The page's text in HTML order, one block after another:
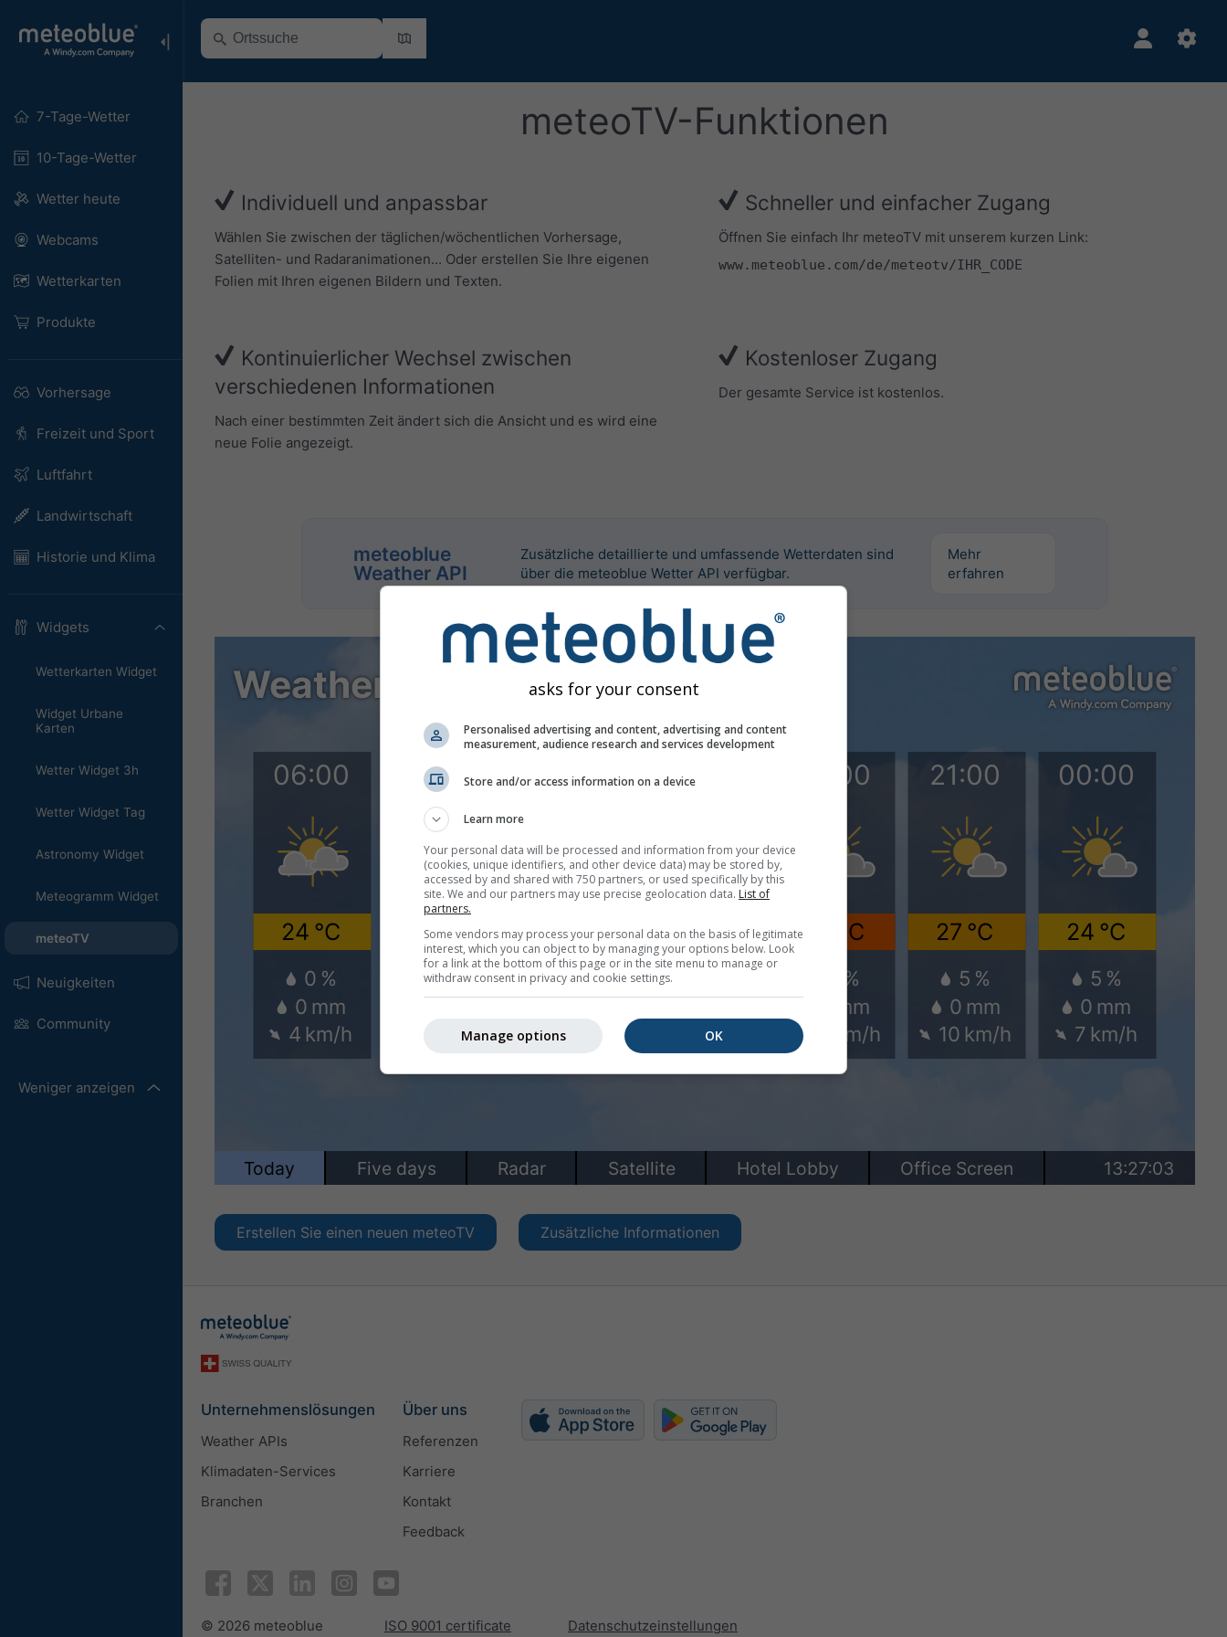
7-Tage-Wetter
10-Tage-Wetter
Wetter heute
Webcams
Wetterkarten
Produkte
Vorhersage
Freizeit und Sport
Luftfahrt
Landwirtschaft
Historie und Klima
Widgets
Wetterkarten Widget
Widget Urbane
Karten
Wetter Widget 3h
Wetter Widget Tag
Astronomy Widget
Meteogramm Widget
meteoTV
Neuigkeiten
Community
Weniger anzeigen
meteoTV-Funktionen
Individuell und anpassbar
Wählen Sie zwischen der täglichen/wöchentlichen Vorhersage,
Satelliten- und Radaranimationen... Oder erstellen Sie Ihre eigenen
Folien mit Ihren eigenen Bildern und Texten.
Schneller und einfacher Zugang
Öffnen Sie einfach Ihr meteoTV mit unserem kurzen Link:
www.meteoblue.com/de/meteotv/IHR_CODE
Kontinuierlicher Wechsel zwischen
verschiedenen Informationen
Nach einer bestimmten Zeit ändert sich die Ansicht und es wird eine
neue Folie angezeigt.
Kostenloser Zugang
Der gesamte Service ist kostenlos.
meteoblue
Weather API
Zusätzliche detaillierte und umfassende Wetterdaten sind
über die meteoblue Wetter API verfügbar.
Mehr
erfahren
Erstellen Sie einen neuen meteoTV Zusätzliche Informationen
Unternehmenslösungen
Weather APIs
Klimadaten-Services
Branchen
Über uns
Referenzen
Karriere
Kontakt
Feedback
© 2026 meteoblue ISO 9001 certificate Datenschutzeinstellungen
asks for your consent
Personalised advertising and content, advertising and content
measurement, audience research and services development
Store and/or access information on a device
Learn more
Your personal data will be processed and information from your device
(cookies, unique identifiers, and other device data) may be stored by,
accessed by and shared with 750 partners, or used specifically by this
site. We and our partners may use precise geolocation data. List of
partners.
Some vendors may process your personal data on the basis of legitimate
interest, which you can object to by managing your options below. Look
for a link at the bottom of this page or in the site menu to manage or
withdraw consent in privacy and cookie settings.
OK
Manage options